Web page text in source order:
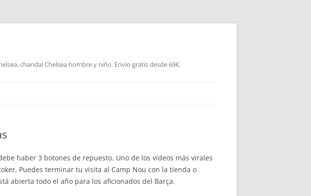
chandal Chelsea hombre y niño. Envío gratis desde 69€.
haber 3 botones de repuesto. Uno de los vídeos más virales
Puedes terminar tu visita al Camp Nou con la tienda o
abierta todo el año para los aficionados del Barça.